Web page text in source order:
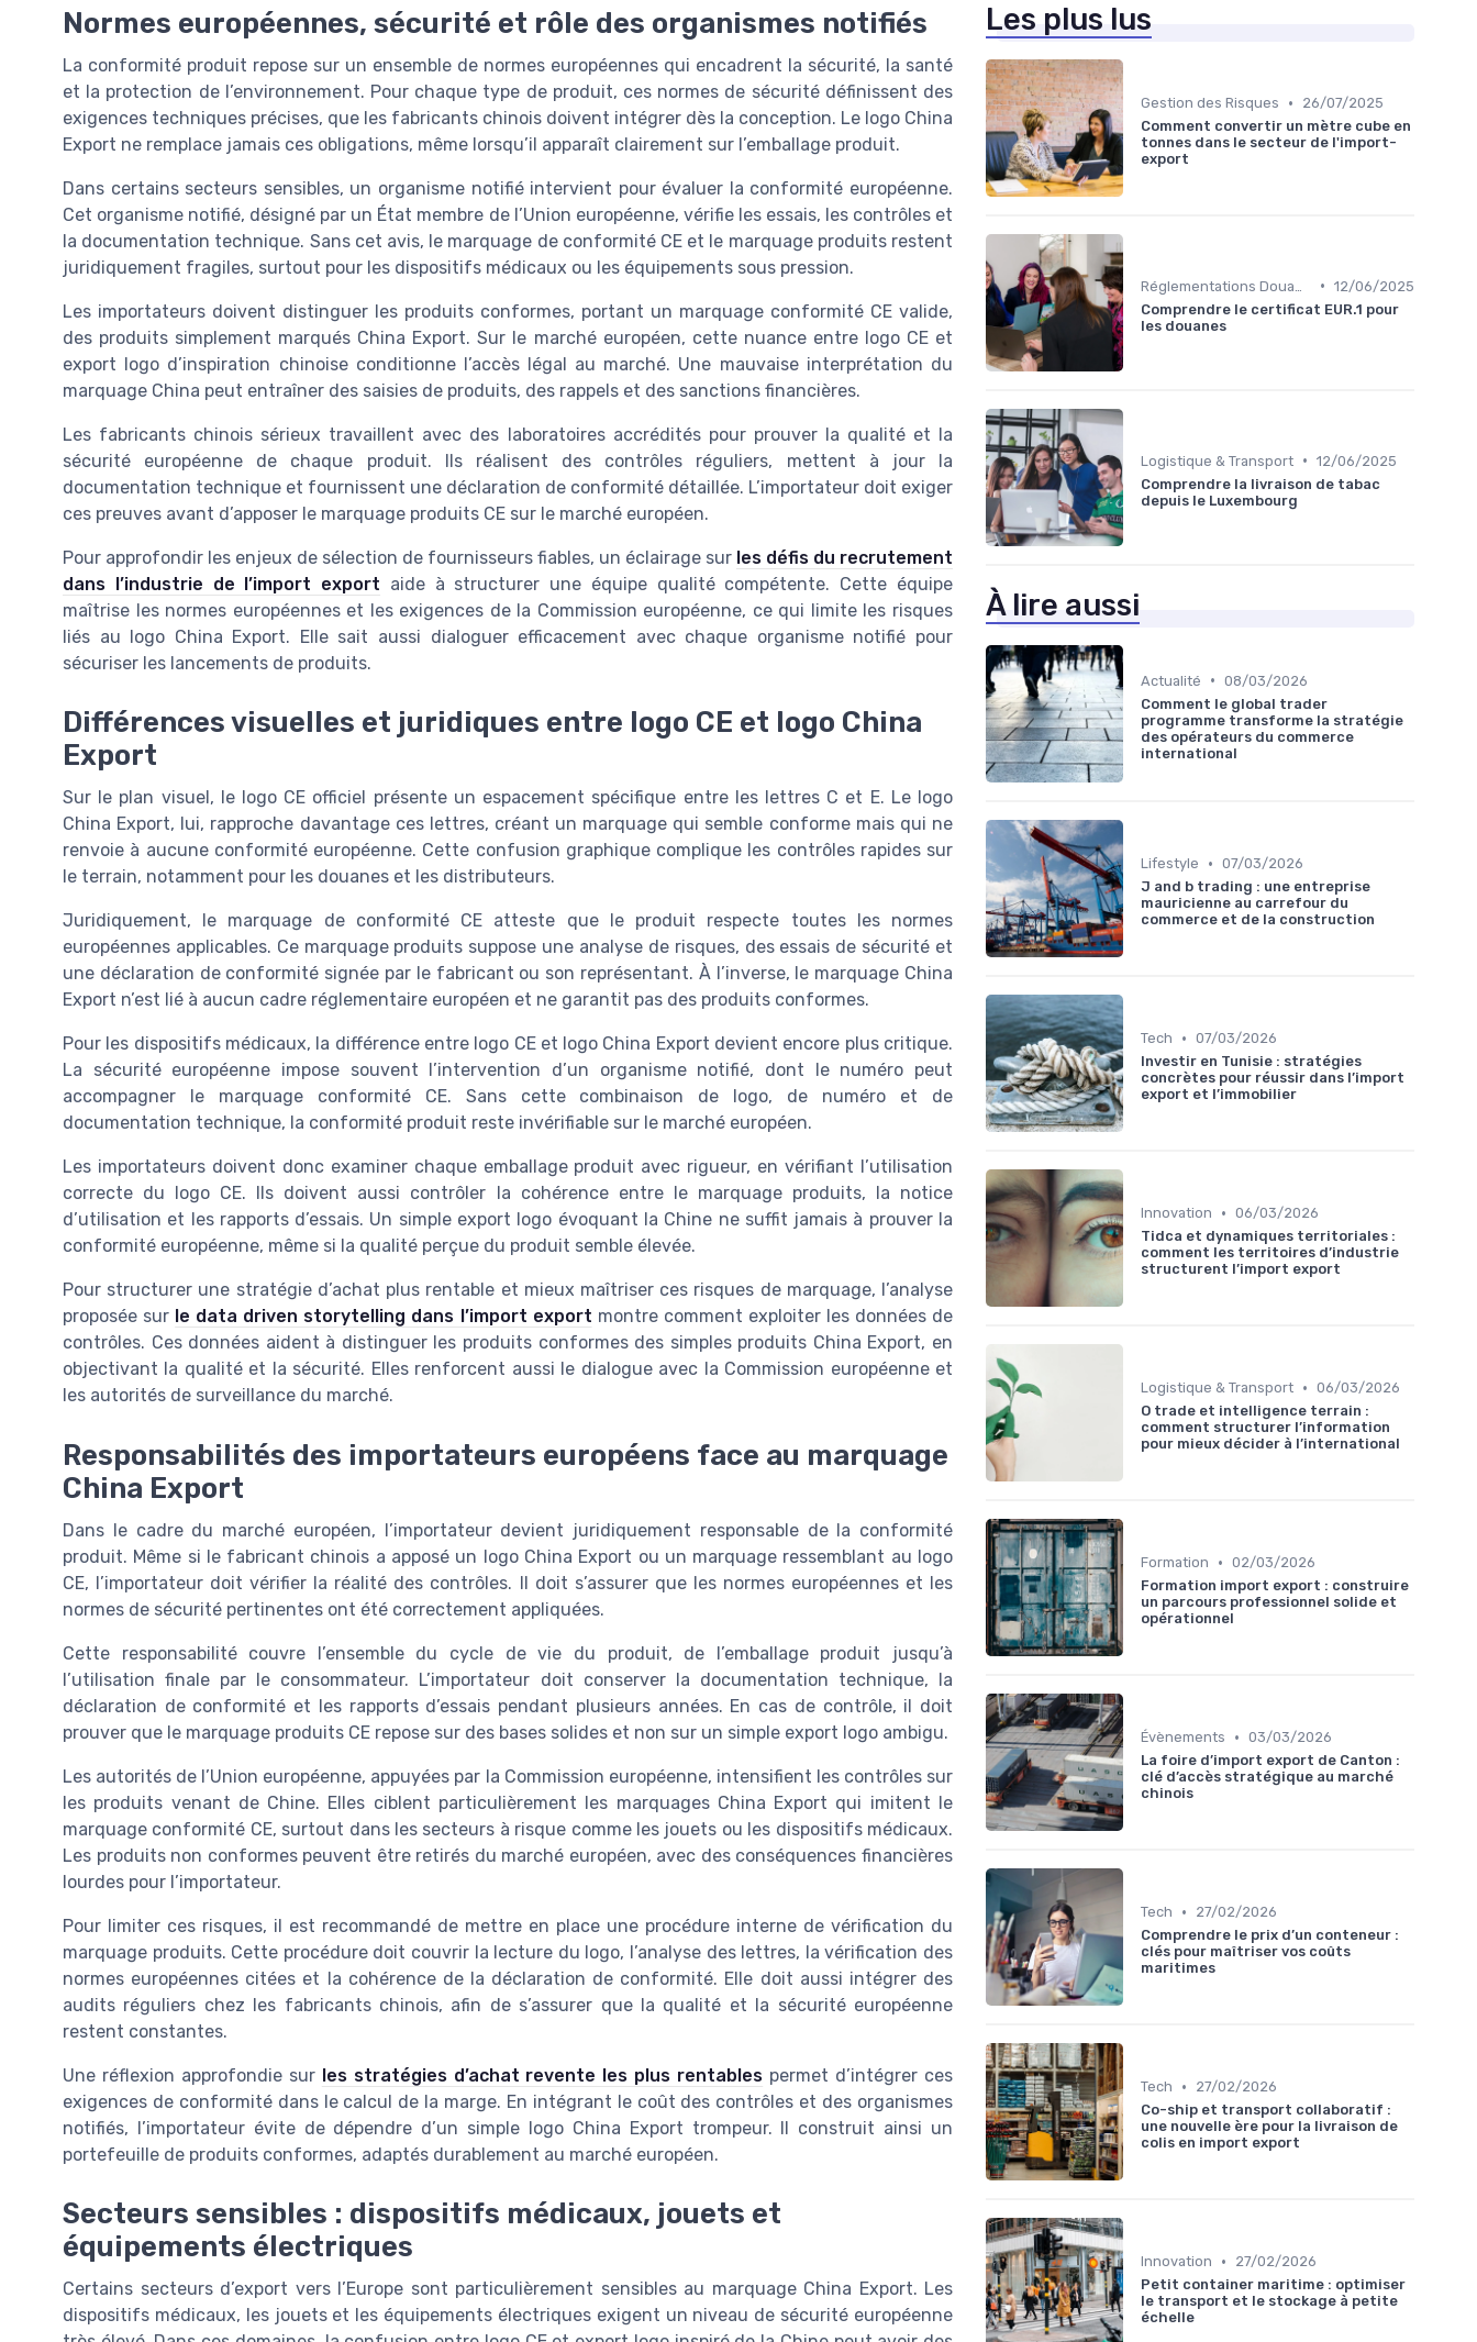
Normes européennes, sécurité et rôle des organismes notifiés
La conformité produit repose sur un ensemble de normes européennes qui encadrent la sécurité, la santé
et la protection de l’environnement. Pour chaque type de produit, ces normes de sécurité définissent des
exigences techniques précises, que les fabricants chinois doivent intégrer dès la conception. Le logo China
Export ne remplace jamais ces obligations, même lorsqu’il apparaît clairement sur l’emballage produit.
Dans certains secteurs sensibles, un organisme notifié intervient pour évaluer la conformité européenne.
Cet organisme notifié, désigné par un État membre de l’Union européenne, vérifie les essais, les contrôles et
la documentation technique. Sans cet avis, le marquage de conformité CE et le marquage produits restent
juridiquement fragiles, surtout pour les dispositifs médicaux ou les équipements sous pression.
Les importateurs doivent distinguer les produits conformes, portant un marquage conformité CE valide,
des produits simplement marqués China Export. Sur le marché européen, cette nuance entre logo CE et
export logo d’inspiration chinoise conditionne l’accès légal au marché. Une mauvaise interprétation du
marquage China peut entraîner des saisies de produits, des rappels et des sanctions financières.
Les fabricants chinois sérieux travaillent avec des laboratoires accrédités pour prouver la qualité et la
sécurité européenne de chaque produit. Ils réalisent des contrôles réguliers, mettent à jour la
documentation technique et fournissent une déclaration de conformité détaillée. L’importateur doit exiger
ces preuves avant d’apposer le marquage produits CE sur le marché européen.
Pour approfondir les enjeux de sélection de fournisseurs fiables, un éclairage sur les défis du recrutement
dans l’industrie de l’import export aide à structurer une équipe qualité compétente. Cette équipe
maîtrise les normes européennes et les exigences de la Commission européenne, ce qui limite les risques
liés au logo China Export. Elle sait aussi dialoguer efficacement avec chaque organisme notifié pour
sécuriser les lancements de produits.
Différences visuelles et juridiques entre logo CE et logo China
Export
Sur le plan visuel, le logo CE officiel présente un espacement spécifique entre les lettres C et E. Le logo
China Export, lui, rapproche davantage ces lettres, créant un marquage qui semble conforme mais qui ne
renvoie à aucune conformité européenne. Cette confusion graphique complique les contrôles rapides sur
le terrain, notamment pour les douanes et les distributeurs.
Juridiquement, le marquage de conformité CE atteste que le produit respecte toutes les normes
européennes applicables. Ce marquage produits suppose une analyse de risques, des essais de sécurité et
une déclaration de conformité signée par le fabricant ou son représentant. À l’inverse, le marquage China
Export n’est lié à aucun cadre réglementaire européen et ne garantit pas des produits conformes.
Pour les dispositifs médicaux, la différence entre logo CE et logo China Export devient encore plus critique.
La sécurité européenne impose souvent l’intervention d’un organisme notifié, dont le numéro peut
accompagner le marquage conformité CE. Sans cette combinaison de logo, de numéro et de
documentation technique, la conformité produit reste invérifiable sur le marché européen.
Les importateurs doivent donc examiner chaque emballage produit avec rigueur, en vérifiant l’utilisation
correcte du logo CE. Ils doivent aussi contrôler la cohérence entre le marquage produits, la notice
d’utilisation et les rapports d’essais. Un simple export logo évoquant la Chine ne suffit jamais à prouver la
conformité européenne, même si la qualité perçue du produit semble élevée.
Pour structurer une stratégie d’achat plus rentable et mieux maîtriser ces risques de marquage, l’analyse
proposée sur le data driven storytelling dans l’import export montre comment exploiter les données de
contrôles. Ces données aident à distinguer les produits conformes des simples produits China Export, en
objectivant la qualité et la sécurité. Elles renforcent aussi le dialogue avec la Commission européenne et
les autorités de surveillance du marché.
Responsabilités des importateurs européens face au marquage
China Export
Dans le cadre du marché européen, l’importateur devient juridiquement responsable de la conformité
produit. Même si le fabricant chinois a apposé un logo China Export ou un marquage ressemblant au logo
CE, l’importateur doit vérifier la réalité des contrôles. Il doit s’assurer que les normes européennes et les
normes de sécurité pertinentes ont été correctement appliquées.
Cette responsabilité couvre l’ensemble du cycle de vie du produit, de l’emballage produit jusqu’à
l’utilisation finale par le consommateur. L’importateur doit conserver la documentation technique, la
déclaration de conformité et les rapports d’essais pendant plusieurs années. En cas de contrôle, il doit
prouver que le marquage produits CE repose sur des bases solides et non sur un simple export logo ambigu.
Les autorités de l’Union européenne, appuyées par la Commission européenne, intensifient les contrôles sur
les produits venant de Chine. Elles ciblent particulièrement les marquages China Export qui imitent le
marquage conformité CE, surtout dans les secteurs à risque comme les jouets ou les dispositifs médicaux.
Les produits non conformes peuvent être retirés du marché européen, avec des conséquences financières
lourdes pour l’importateur.
Pour limiter ces risques, il est recommandé de mettre en place une procédure interne de vérification du
marquage produits. Cette procédure doit couvrir la lecture du logo, l’analyse des lettres, la vérification des
normes européennes citées et la cohérence de la déclaration de conformité. Elle doit aussi intégrer des
audits réguliers chez les fabricants chinois, afin de s’assurer que la qualité et la sécurité européenne
restent constantes.
Une réflexion approfondie sur les stratégies d’achat revente les plus rentables permet d’intégrer ces
exigences de conformité dans le calcul de la marge. En intégrant le coût des contrôles et des organismes
notifiés, l’importateur évite de dépendre d’un simple logo China Export trompeur. Il construit ainsi un
portefeuille de produits conformes, adaptés durablement au marché européen.
Secteurs sensibles : dispositifs médicaux, jouets et
équipements électriques
Certains secteurs d’export vers l’Europe sont particulièrement sensibles au marquage China Export. Les
dispositifs médicaux, les jouets et les équipements électriques exigent un niveau de sécurité européenne
Les plus lus
Gestion des Risques •
26/07/2025
Comment convertir un mètre cube en
tonnes dans le secteur de l'import-
export
• 12/06/2025
Comprendre le certificat EUR.1 pour
les douanes
Logistique & Transport • 12/06/2025
Comprendre la livraison de tabac
depuis le Luxembourg
À lire aussi
Actualité • 08/03/2026
Comment le global trader
programme transforme la stratégie
des opérateurs du commerce
international
Lifestyle • 07/03/2026
J and b trading : une entreprise
mauricienne au carrefour du
commerce et de la construction
Tech • 07/03/2026
Investir en Tunisie : stratégies
concrètes pour réussir dans l’import
export et l’immobilier
Innovation • 06/03/2026
Tidca et dynamiques territoriales :
comment les territoires d’industrie
structurent l’import export
Logistique & Transport • 06/03/2026
O trade et intelligence terrain :
comment structurer l’information
pour mieux décider à l’international
Formation • 02/03/2026
Formation import export : construire
un parcours professionnel solide et
opérationnel
Évènements • 03/03/2026
La foire d’import export de Canton :
clé d’accès stratégique au marché
chinois
Tech •
27/02/2026
Comprendre le prix d’un conteneur :
clés pour maîtriser vos coûts
maritimes
Tech •
27/02/2026
Co-ship et transport collaboratif :
une nouvelle ère pour la livraison de
colis en import export
Innovation •
27/02/2026
Petit container maritime : optimiser
le transport et le stockage à petite
échelle